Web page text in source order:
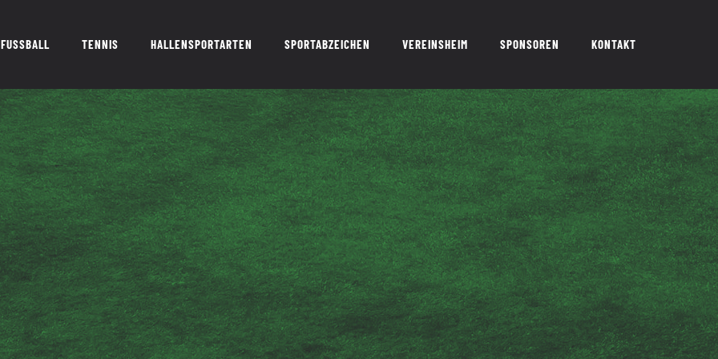
FUSSBALL TENNIS HALLENSPORTARTEN SPORTABZEICHEN VEREINSHEIM SPONSOREN KONTAKT